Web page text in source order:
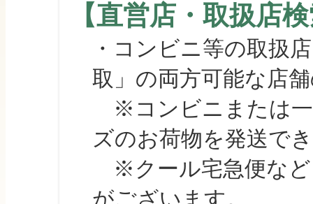
【直営店・取扱店
・コンビニ等の取扱
取」の両方可能な店
※コンビニまたは一
ズのお荷物を発送で
※クール宅急便など
がございます。